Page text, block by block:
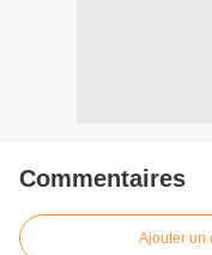
Commentaires
Ajouter un